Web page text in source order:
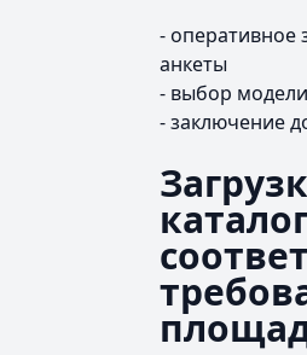
- оперативное
анкеты
- выбор
- заключение